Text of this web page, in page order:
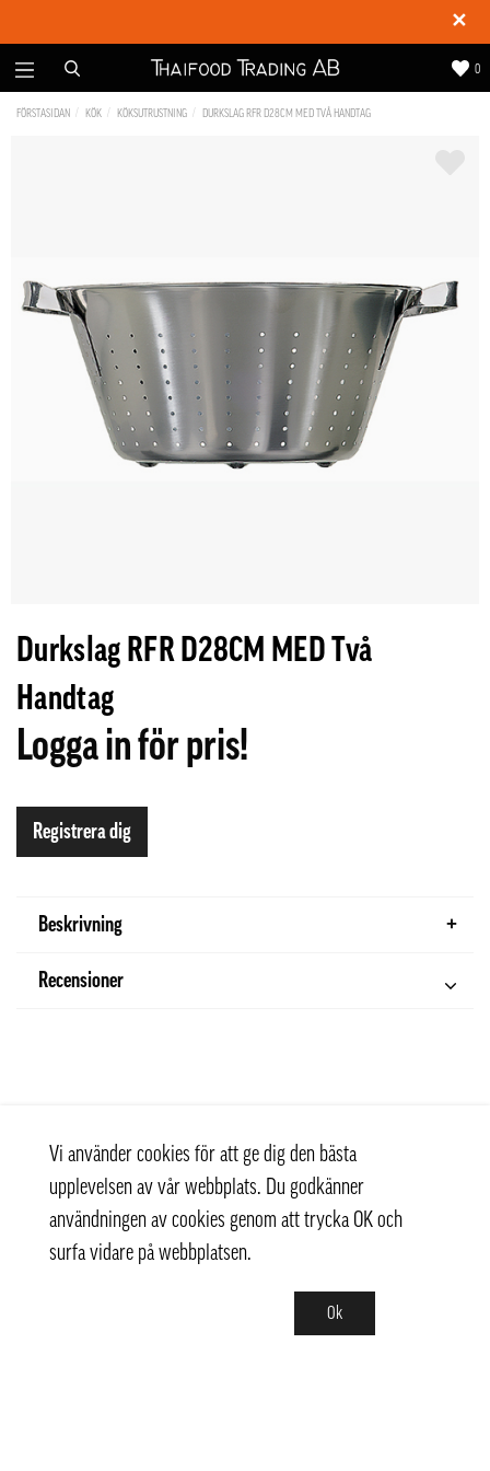
✕
0
FÖRSTASIDAN KÖK KÖKSUTRUSTNING DURKSLAG RFR D28CM MED TVÅ HANDTAG
Durkslag RFR D28CM MED Två
Handtag
Logga in för pris!
Registrera dig
Beskrivning
Recensioner
Vi använder cookies för att ge dig den bästa
upplevelsen av vår webbplats. Du godkänner
användningen av cookies genom att trycka OK och
surfa vidare på webbplatsen.
Ok